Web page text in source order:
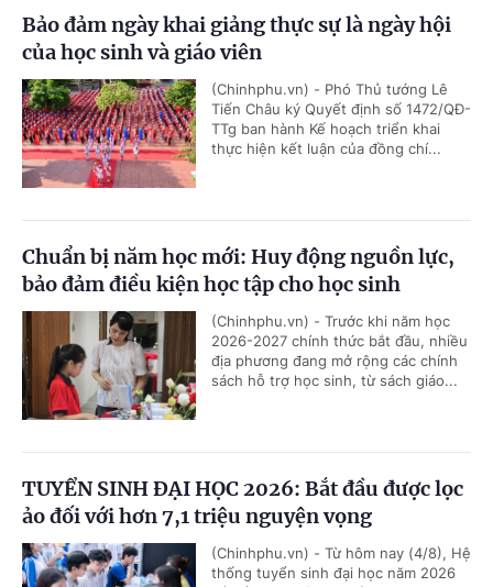
Bảo đảm ngày khai giảng thực sự là ngày hội
của học sinh và giáo viên
(Chinhphu.vn) - Phó Thủ tướng Lê
Tiến Châu ký Quyết định số 1472/QĐ-
TTg ban hành Kế hoạch triển khai
thực hiện kết luận của đồng chí...
Chuẩn bị năm học mới: Huy động nguồn lực,
bảo đảm điều kiện học tập cho học sinh
(Chinhphu.vn) - Trước khi năm học
2026-2027 chính thức bắt đầu, nhiều
địa phương đang mở rộng các chính
sách hỗ trợ học sinh, từ sách giáo...
TUYỂN SINH ĐẠI HỌC 2026: Bắt đầu được lọc
ảo đối với hơn 7,1 triệu nguyện vọng
(Chinhphu.vn) - Từ hôm nay (4/8), Hệ
thống tuyển sinh đại học năm 2026